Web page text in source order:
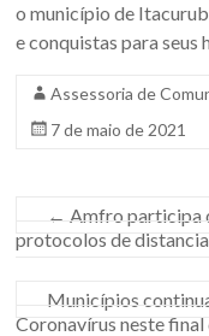
o município de
e conquistas para seus
Assessoria de
7 de maio de 2021
← Amfro participa
protocolos de
Municípios
Coronavírus neste final